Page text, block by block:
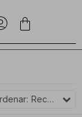
Recomendados